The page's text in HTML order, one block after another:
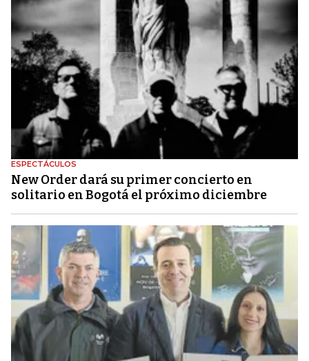
ESPECTÁCULOS
New Order dará su primer concierto en
solitario en Bogotá el próximo diciembre